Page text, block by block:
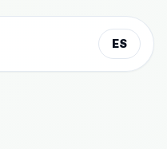
ES